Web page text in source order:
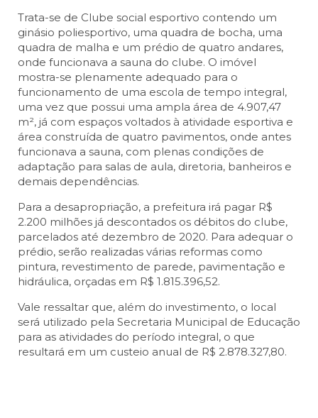
Trata-se de Clube social esportivo contendo um
ginásio poliesportivo, uma quadra de bocha, uma
quadra de malha e um prédio de quatro andares,
onde funcionava a sauna do clube. O imóvel
mostra-se plenamente adequado para o
funcionamento de uma escola de tempo integral,
uma vez que possui uma ampla área de 4.907,47
m², já com espaços voltados à atividade esportiva e
área construída de quatro pavimentos, onde antes
funcionava a sauna, com plenas condições de
adaptação para salas de aula, diretoria, banheiros e
demais dependências.
Para a desapropriação, a prefeitura irá pagar R$
2.200 milhões já descontados os débitos do clube,
parcelados até dezembro de 2020. Para adequar o
prédio, serão realizadas várias reformas como
pintura, revestimento de parede, pavimentação e
hidráulica, orçadas em R$ 1.815.396,52.
Vale ressaltar que, além do investimento, o local
será utilizado pela Secretaria Municipal de Educação
para as atividades do período integral, o que
resultará em um custeio anual de R$ 2.878.327,80.